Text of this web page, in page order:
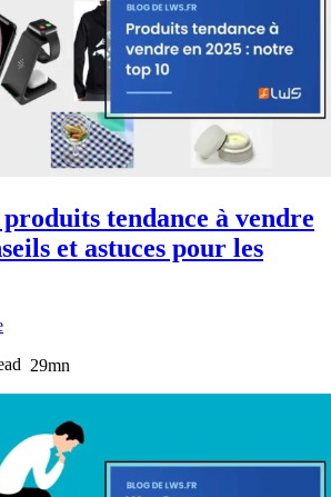
produits tendance à vendre
et astuces pour les
29mn